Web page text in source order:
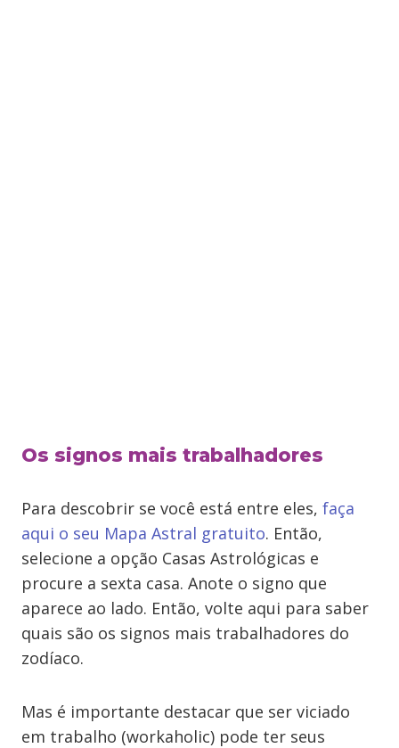
Os signos mais trabalhadores
Para descobrir se você está entre eles, faça
aqui o seu Mapa Astral gratuito. Então,
selecione a opção Casas Astrológicas e
procure a sexta casa. Anote o signo que
aparece ao lado. Então, volte aqui para saber
quais são os signos mais trabalhadores do
zodíaco.
Mas é importante destacar que ser viciado
em trabalho (workaholic) pode ter seus